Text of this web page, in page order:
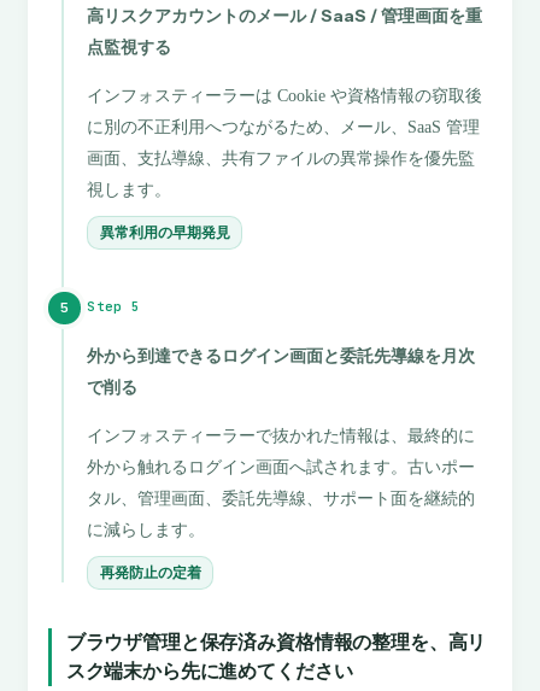
高リスクアカウントのメール / SaaS / 管理画面を重
点監視する
インフォスティーラーは Cookie や資格情報の窃取後
に別の不正利用へつながるため、メール、SaaS 管理
画面、支払導線、共有ファイルの異常操作を優先監
視します。
異常利用の早期発見
5 Step 5
外から到達できるログイン画面と委託先導線を月次
で削る
インフォスティーラーで抜かれた情報は、最終的に
外から触れるログイン画面へ試されます。古いポー
タル、管理画面、委託先導線、サポート面を継続的
に減らします。
再発防止の定着
ブラウザ管理と保存済み資格情報の整理を、高リ
スク端末から先に進めてください